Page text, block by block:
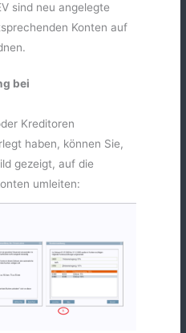
sind neu angelegte
Konten auf
bei
Kreditoren
haben, können Sie,
gezeigt, auf die
umleiten: